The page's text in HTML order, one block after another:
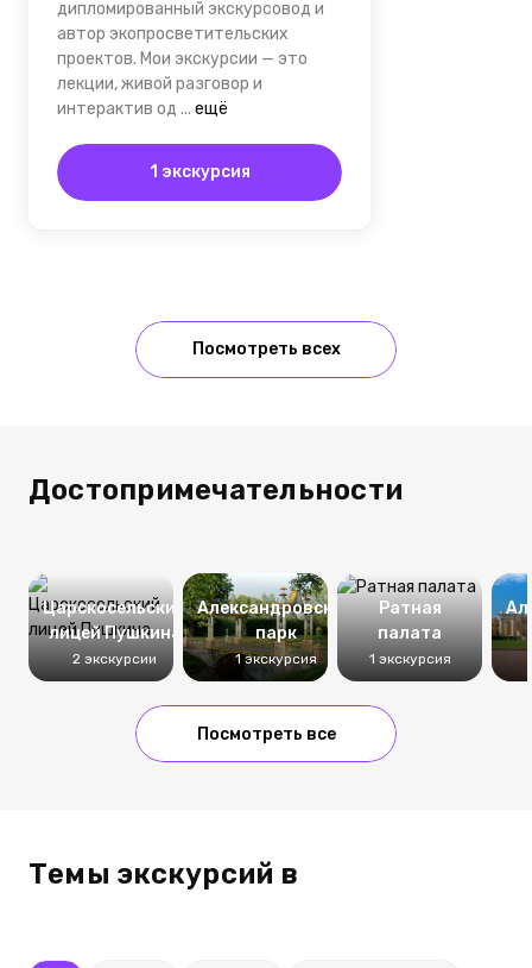
дипломированный экскурсовод и
автор экопросветительских
проектов. Мои экскурсии — это
лекции, живой разговор и
интерактив од ... ещё
1 экскурсия
Посмотреть всех
Достопримечательности
Царскосельский
лицей Пушкина
2 экскурсии
Александровский
парк
1 экскурсия
Ратная
палата
1 экскурсия
Посмотреть все
Темы экскурсий в